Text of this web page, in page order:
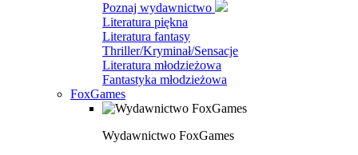
Poznaj wydawnictwo
Literatura piękna
Literatura fantasy
Thriller/Kryminał/Sensacje
Literatura młodzieżowa
Fantastyka młodzieżowa
FoxGames
Wydawnictwo FoxGames